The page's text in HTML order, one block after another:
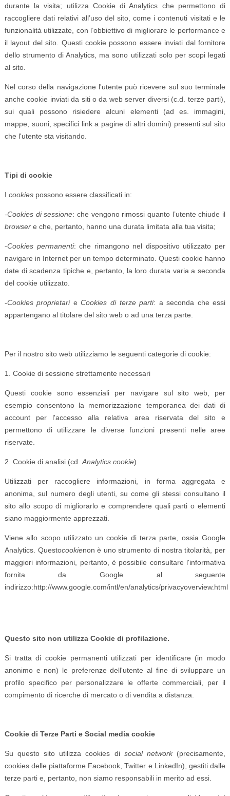
durante la visita; utilizza Cookie di Analytics che permettono di
raccogliere dati relativi all’uso del sito, come i contenuti visitati e le
funzionalità utilizzate, con l’obbiettivo di migliorare le performance e
il layout del sito. Questi cookie possono essere inviati dal fornitore
dello strumento di Analytics, ma sono utilizzati solo per scopi legati
al sito.
Nel corso della navigazione l'utente può ricevere sul suo terminale
anche cookie inviati da siti o da web server diversi (c.d. terze parti),
sui quali possono risiedere alcuni elementi (ad es. immagini,
mappe, suoni, specifici link a pagine di altri domini) presenti sul sito
che l'utente sta visitando.
Tipi di cookie
I cookies possono essere classificati in:
-Cookies di sessione: che vengono rimossi quanto l’utente chiude il
browsere che, pertanto, hanno una durata limitata alla tua visita;
-Cookies permanenti: che rimangono nel dispositivo utilizzato per
navigare in Internet per un tempo determinato. Questi cookie hanno
date di scadenza tipiche e, pertanto, la loro durata varia a seconda
del cookie utilizzato.
-Cookies proprietarieCookies di terze parti: a seconda che essi
appartengano al titolare del sito web o ad una terza parte.
Per il nostro sito web utilizziamo le seguenti categorie di cookie:
1. Cookie di sessione strettamente necessari
Questi cookie sono essenziali per navigare sul sito web, per
esempio consentono la memorizzazione temporanea dei dati di
account per l'accesso alla relativa area riservata del sito e
permettono di utilizzare le diverse funzioni presenti nelle aree
riservate.
2. Cookie di analisi (cd. Analytics cookie)
Utilizzati per raccogliere informazioni, in forma aggregata e
anonima, sul numero degli utenti, su come gli stessi consultano il
sito allo scopo di migliorarlo e comprendere quali parti o elementi
siano maggiormente apprezzati.
Viene allo scopo utilizzato un cookie di terza parte, ossia Google
Analytics. Questocookienon è uno strumento di nostra titolarità, per
maggiori informazioni, pertanto, è possibile consultare l'informativa
fornita da Google al seguente
indirizzo:http://www.google.com/intl/en/analytics/privacyoverview.html
Questo sito non utilizza Cookie di profilazione.
Si tratta di cookie permanenti utilizzati per identificare (in modo
anonimo e non) le preferenze dell'utente al fine di sviluppare un
profilo specifico per personalizzare le offerte commerciali, per il
compimento di ricerche di mercato o di vendita a distanza.
Cookie di Terze Parti e Social media cookie
Su questo sito utilizza cookies di social network(precisamente,
cookies delle piattaforme Facebook, Twitter e LinkedIn), gestiti dalle
terze parti e, pertanto, non siamo responsabili in merito ad essi.